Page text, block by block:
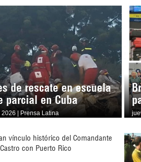
de rescate en escuela
parcial en Cuba
| Prensa Latina
vínculo histórico del Comandante
con Puerto Rico